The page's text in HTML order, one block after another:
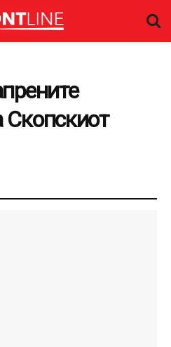
Скопскиот